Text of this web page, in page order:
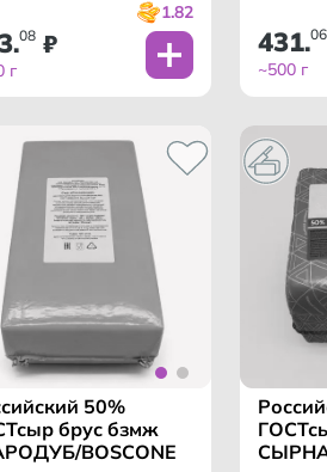
1.82
.08 ₽
г
431.06
~500 г
50%
брус бзмж
BOSCONE